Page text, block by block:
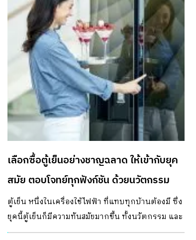
เลือกซื้อตู้เย็นอย่างชาญฉลาด ให้เข้ากับยุค
สมัย ตอบโจทย์ทุกฟังก์ชัน ด้วยนวัตกรรม
ใหม่ๆจาก ตู้เย็นฮิตาชิ
ตู้เย็น หนึ่งในเครื่องใช้ไฟฟ้า ที่แทบทุกบ้านต้องมี ซึ่ง
ยุคนี้ตู้เย็นก็มีความทันสมัยมากขึ้น ทั้งนวัตกรรม และ
ดีไซน์ที่สวยงาม แตกต่าง ที่จะช่วยให้บ้านของคุณดูดี